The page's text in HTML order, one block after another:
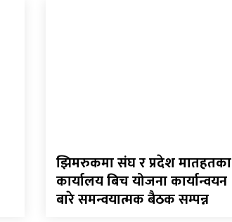
झिमरुकमा संघ र प्रदेश मातहतका
कार्यालय बिच योजना कार्यान्वयन
बारे समन्वयात्मक बैठक सम्पन्न